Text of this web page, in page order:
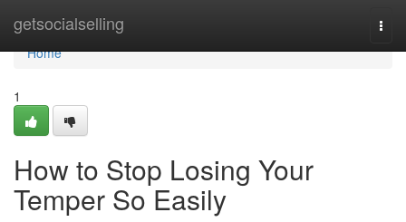
getsocialselling
Home
Home
1
How to Stop Losing Your
Temper So Easily